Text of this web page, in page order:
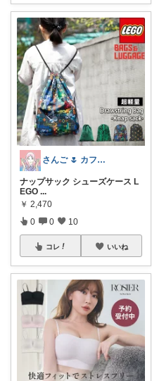
さんご 🌷 カフェ好きのおうち充実🌷
ナップサック シューズケース L
EGO ...
￥ 2,470
0 0 10
コレ いいね